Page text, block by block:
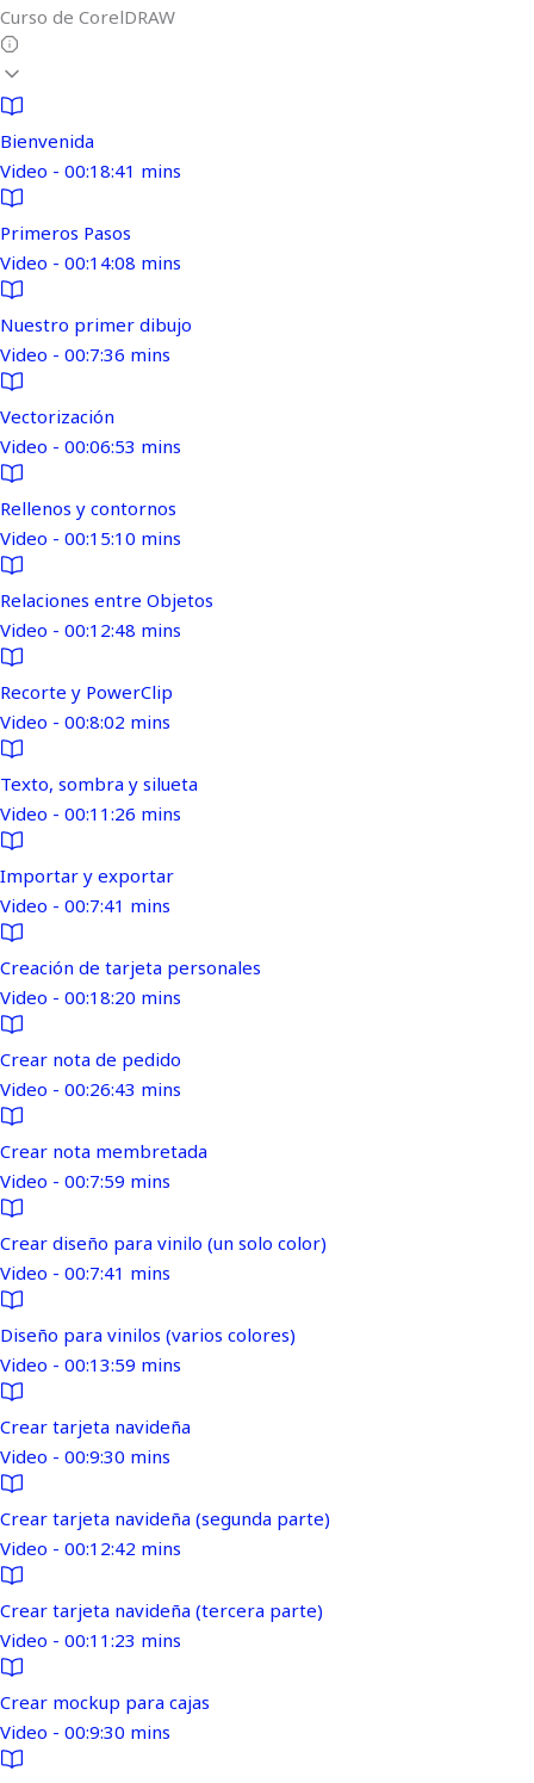
Curso de CorelDRAW
Bienvenida
Video - 00:18:41 mins
Primeros Pasos
Video - 00:14:08 mins
Nuestro primer dibujo
Video - 00:7:36 mins
Vectorización
Video - 00:06:53 mins
Rellenos y contornos
Video - 00:15:10 mins
Relaciones entre Objetos
Video - 00:12:48 mins
Recorte y PowerClip
Video - 00:8:02 mins
Texto, sombra y silueta
Video - 00:11:26 mins
Importar y exportar
Video - 00:7:41 mins
Creación de tarjeta personales
Video - 00:18:20 mins
Crear nota de pedido
Video - 00:26:43 mins
Crear nota membretada
Video - 00:7:59 mins
Crear diseño para vinilo (un solo color)
Video - 00:7:41 mins
Diseño para vinilos (varios colores)
Video - 00:13:59 mins
Crear tarjeta navideña
Video - 00:9:30 mins
Crear tarjeta navideña (segunda parte)
Video - 00:12:42 mins
Crear tarjeta navideña (tercera parte)
Video - 00:11:23 mins
Crear mockup para cajas
Video - 00:9:30 mins